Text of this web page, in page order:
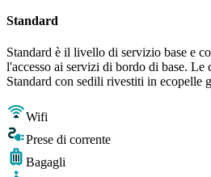
Standard
Standard è il livello di servizio base e
l'accesso ai servizi di bordo di base.
Standard con sedili rivestiti in ecopelle
Wifi
Prese di corrente
Bagagli